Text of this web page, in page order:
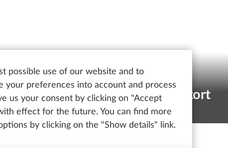
possible use of our website and to
preferences into account and process
us your consent by clicking on "Accept
effect for the future. You can find more
by clicking on the "Show details" link.
BruksanvisningerRedningskort